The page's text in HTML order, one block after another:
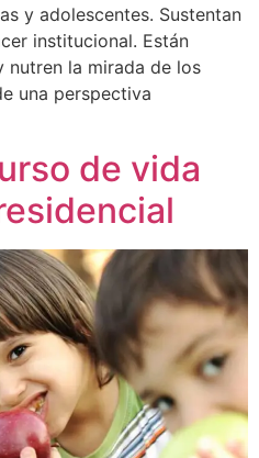
y adolescentes. Sustentan
institucional. Están
nutren la mirada de los
una perspectiva
de vida